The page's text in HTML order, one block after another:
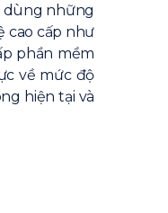
dùng những
cao cấp như
phần mềm
về mức độ
hiện tại và